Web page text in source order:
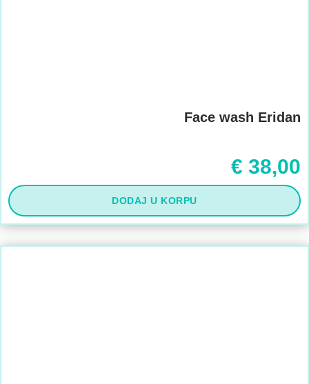
Face wash Eridan
€ 38,00
DODAJ U KORPU